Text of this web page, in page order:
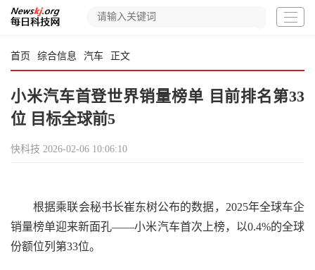
首页 综合信息 汽车 正文
小米汽车首登世界销量榜单 目前排名第33
位 目标全球前5
快科技 2026-02-06 10:06:10
根据乘联会秘书长崔东树公布的数据，2025年全球车企
销量榜单迎来新面孔——小米汽车首次上榜，以0.4%的全球
份额位列第33位。